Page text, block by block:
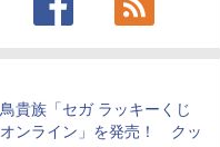
鳥貴族「セガ ラッキーくじ
オンライン」を発売！ クッ